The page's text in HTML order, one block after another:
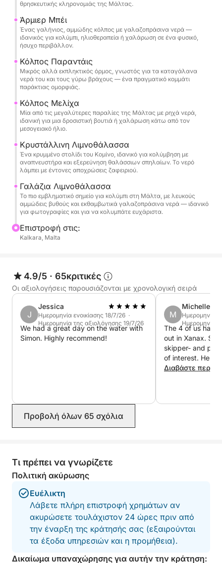
τέλειες ευκαιρίες για φωτογραφίες. Τέλος, θα
επισκεφθούμε τη εμβληματική Γαλάζια
Λιμνοθάλασσα, γνωστή για τα έντονα γαλάζια
νερά της, όπου μπορείτε να κολυμπήσετε, να
κάνετε αναπνευστήρα ή απλώς να χαλαρώσετε
στον παράδεισο.
Καθ' όλη τη διάρκεια της εκδρομής, θα έχετε την
ευκαιρία να χαλαρώσετε και να απολαύσετε το
όμορφο περιβάλλον, πίνοντας δροσιστικά ποτά και
απολαμβάνοντας τον μεσογειακό ήλιο. Το έμπειρο
πλήρωμά μας θα διασφαλίσει ότι θα έχετε μια
ομαλή και αξέχαστη μέρα στο νερό.
θρησκευτικής κληρονομιάς της Μάλτας.
Άρμιερ Μπέι
Ένας γαλήνιος, αμμώδης κόλπος με γαλαζοπράσινα νερά —
ιδανικός για κολύμπι, ηλιοθεραπεία ή χαλάρωση σε ένα φυσικό,
ήσυχο περιβάλλον.
Κόλπος Παραντάις
Μικρός αλλά εκπληκτικός όρμος, γνωστός για τα καταγάλανα
νερά του και τους γύρω βράχους — ένα πραγματικό κομμάτι
παράκτιας ομορφιάς.
Κόλπος Μελίχα
Μία από τις μεγαλύτερες παραλίες της Μάλτας με ρηχά νερά,
ιδανική για μια δροσιστική βουτιά ή χαλάρωση κάτω από τον
μεσογειακό ήλιο.
Κρυστάλλινη Λιμνοθάλασσα
Ένα κρυμμένο στολίδι του Κομίνο, ιδανικό για κολύμβηση με
αναπνευστήρα και εξερεύνηση θαλάσσιων σπηλαίων. Το νερό
λάμπει με έντονες αποχρώσεις ζαφειριού.
Γαλάζια Λιμνοθάλασσα
Το πιο εμβληματικό σημείο για κολύμπι στη Μάλτα, με λευκούς
αμμώδεις βυθούς και εκθαμβωτικά γαλαζοπράσινα νερά — ιδανικό
για φωτογραφίες και για να κολυμπάτε ευχάριστα.
Επιστροφή στις:
Kalkara, Malta
4.9/5 · 65κριτικές
Οι αξιολογήσεις παρουσιάζονται με χρονολογική σειρά
J
Jessica
Ημερομηνία ενοικίασης 18/7/26 ·
Ημερομηνία της αξιολόγησης 19/7/26
We had a great day on the water with
Simon. Highly recommend!
M
Michelle
Ημερομηνία
Ημερομηνία
The 4 of us had a most wonderful day
out in Xanax.
skipper- and
of interest. He
some fabulous
Διαβάστε
Προβολή όλων 65 σχόλια
Τι πρέπει να γνωρίζετε
Πολιτική ακύρωσης
Ευέλικτη
Λάβετε πλήρη επιστροφή χρημάτων αν
ακυρώσετε τουλάχιστον 24 ώρες πριν από
την έναρξη της κράτησής σας (εξαιρούνται
τα έξοδα υπηρεσιών και η προμήθεια).
Δικαίωμα υπαναχώρησης για αυτήν την κράτηση: